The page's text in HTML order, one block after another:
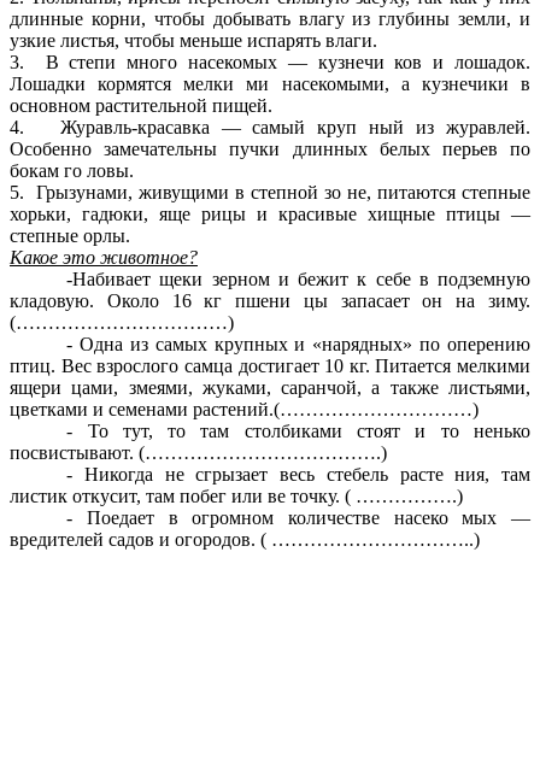
длинные корни, чтобы добывать влагу из глубины земли, и
узкие листья, чтобы меньше испарять влаги.
3. В степи много насекомых — кузнечи ков и лошадок.
Лошадки кормятся мелки ми насекомыми, а кузнечики в
основном растительной пищей.
4. Журавль-красавка — самый круп ный из журавлей.
Особенно замечательны пучки длинных белых перьев по
бокам го ловы.
5. Грызунами, живущими в степной зо не, питаются степные
хорьки, гадюки, яще рицы и красивые хищные птицы —
степные орлы.
Какое это животное?
-Набивает щеки зерном и бежит к себе в подземную
кладовую. Около 16 кг пшени цы запасает он на зиму.
(……………………………)
- Одна из самых крупных и «нарядных» по оперению
птиц. Вес взрослого самца достигает 10 кг. Питается мелкими
ящери цами, змеями, жуками, саранчой, а также листьями,
цветками и семенами растений.(…………………………)
- То тут, то там столбиками стоят и то ненько
посвистывают. (……………………………….)
- Никогда не сгрызает весь стебель расте ния, там
листик откусит, там побег или ве точку. ( …………….)
- Поедает в огромном количестве насеко мых —
вредителей садов и огородов. ( …………………………..)